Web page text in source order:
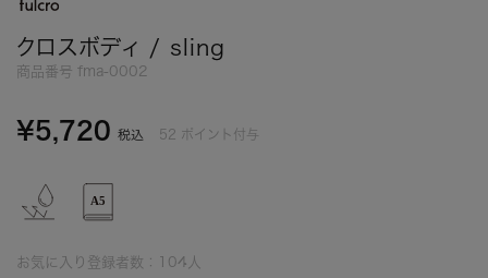
クロスボディ / sling
商品番号 fma-0002
¥5,720 税込 52 ポイント付与
お気に入り登録者数： 104 人